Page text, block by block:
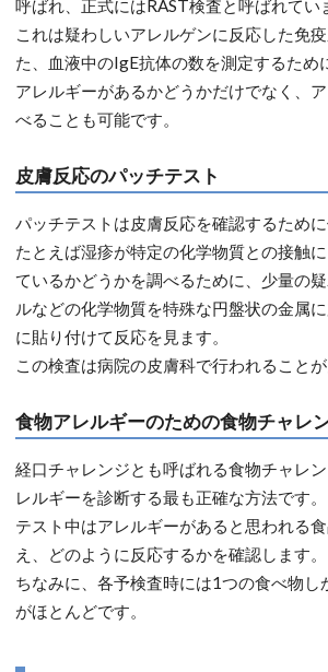
呼ばれ、正式にはRAST検査と呼ばれてい
これは疑わしいアレルゲンに反応した免
た、血液中のIgE抗体の数を測定するため
アレルギーがあるかどうかだけでなく、
べることも可能です。
皮膚反応のパッチテスト
パッチテストは皮膚反応を確認するために
たとえば湿疹が特定の化学物質との接触
ているかどうかを調べるために、少量の
ルなどの化学物質を特殊な円盤状の金属
に貼り付けて反応を見ます。
この検査は病院の皮膚科で行われることが
食物アレルギーのための食物チャレ
経口チャレンジとも呼ばれる食物チャレ
レルギーを診断する最も正確な方法です。
テスト中はアレルギーがあると思われる
え、どのように反応するかを確認します。
ちなみに、各予検査時には1つの食べ物し
がほとんどです。